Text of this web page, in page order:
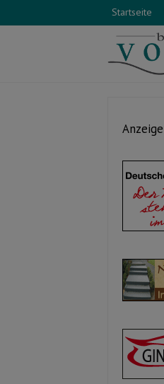
Startseite
Anzeige